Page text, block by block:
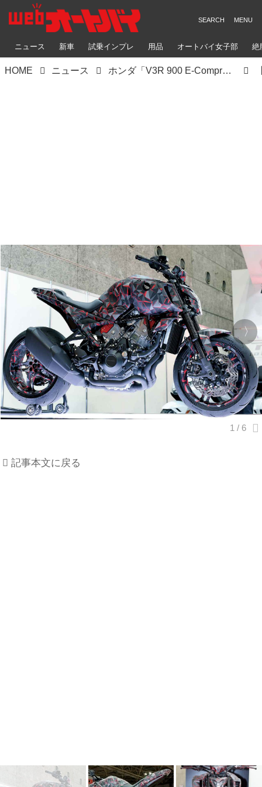
ニュース 新車 試乗インプレ 用品 オートバイ女子部 絶
HOME ニュース ホンダ「V3R 900 E-Compressor Prototype」｜世界初「電子制御過給機付きV3」900ccで1200cc級のトルクを実現！
記事本文に戻る